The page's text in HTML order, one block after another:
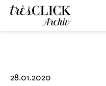
28.01.2020